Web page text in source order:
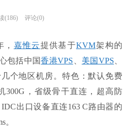
(186) 评论(0)
嘉惟云提供基于KVM架构的
包括中国香港VPS 美国VPS
个地区机房。特色：默认免费
300G，省级骨干直连，超高防
出口设备直连163 C路由器的
。